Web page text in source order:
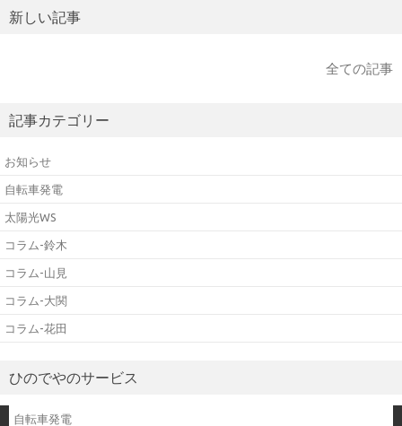
新しい記事
全ての記事
記事カテゴリー
お知らせ
自転車発電
太陽光WS
コラム-鈴木
コラム-山見
コラム-大関
コラム-花田
ひのでやのサービス
自転車発電